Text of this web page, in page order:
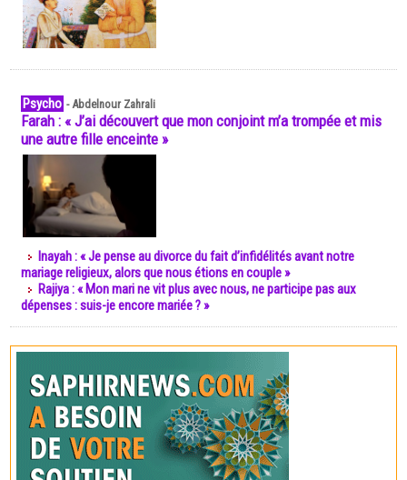
Psycho -Abdelnour Zahrali
Farah : « J’ai découvert que mon conjoint m’a trompée et mis
une autre fille enceinte »
Inayah : « Je pense au divorce du fait d’infidélités avant notre
mariage religieux, alors que nous étions en couple »
Rajiya : « Mon mari ne vit plus avec nous, ne participe pas aux
dépenses : suis-je encore mariée ? »